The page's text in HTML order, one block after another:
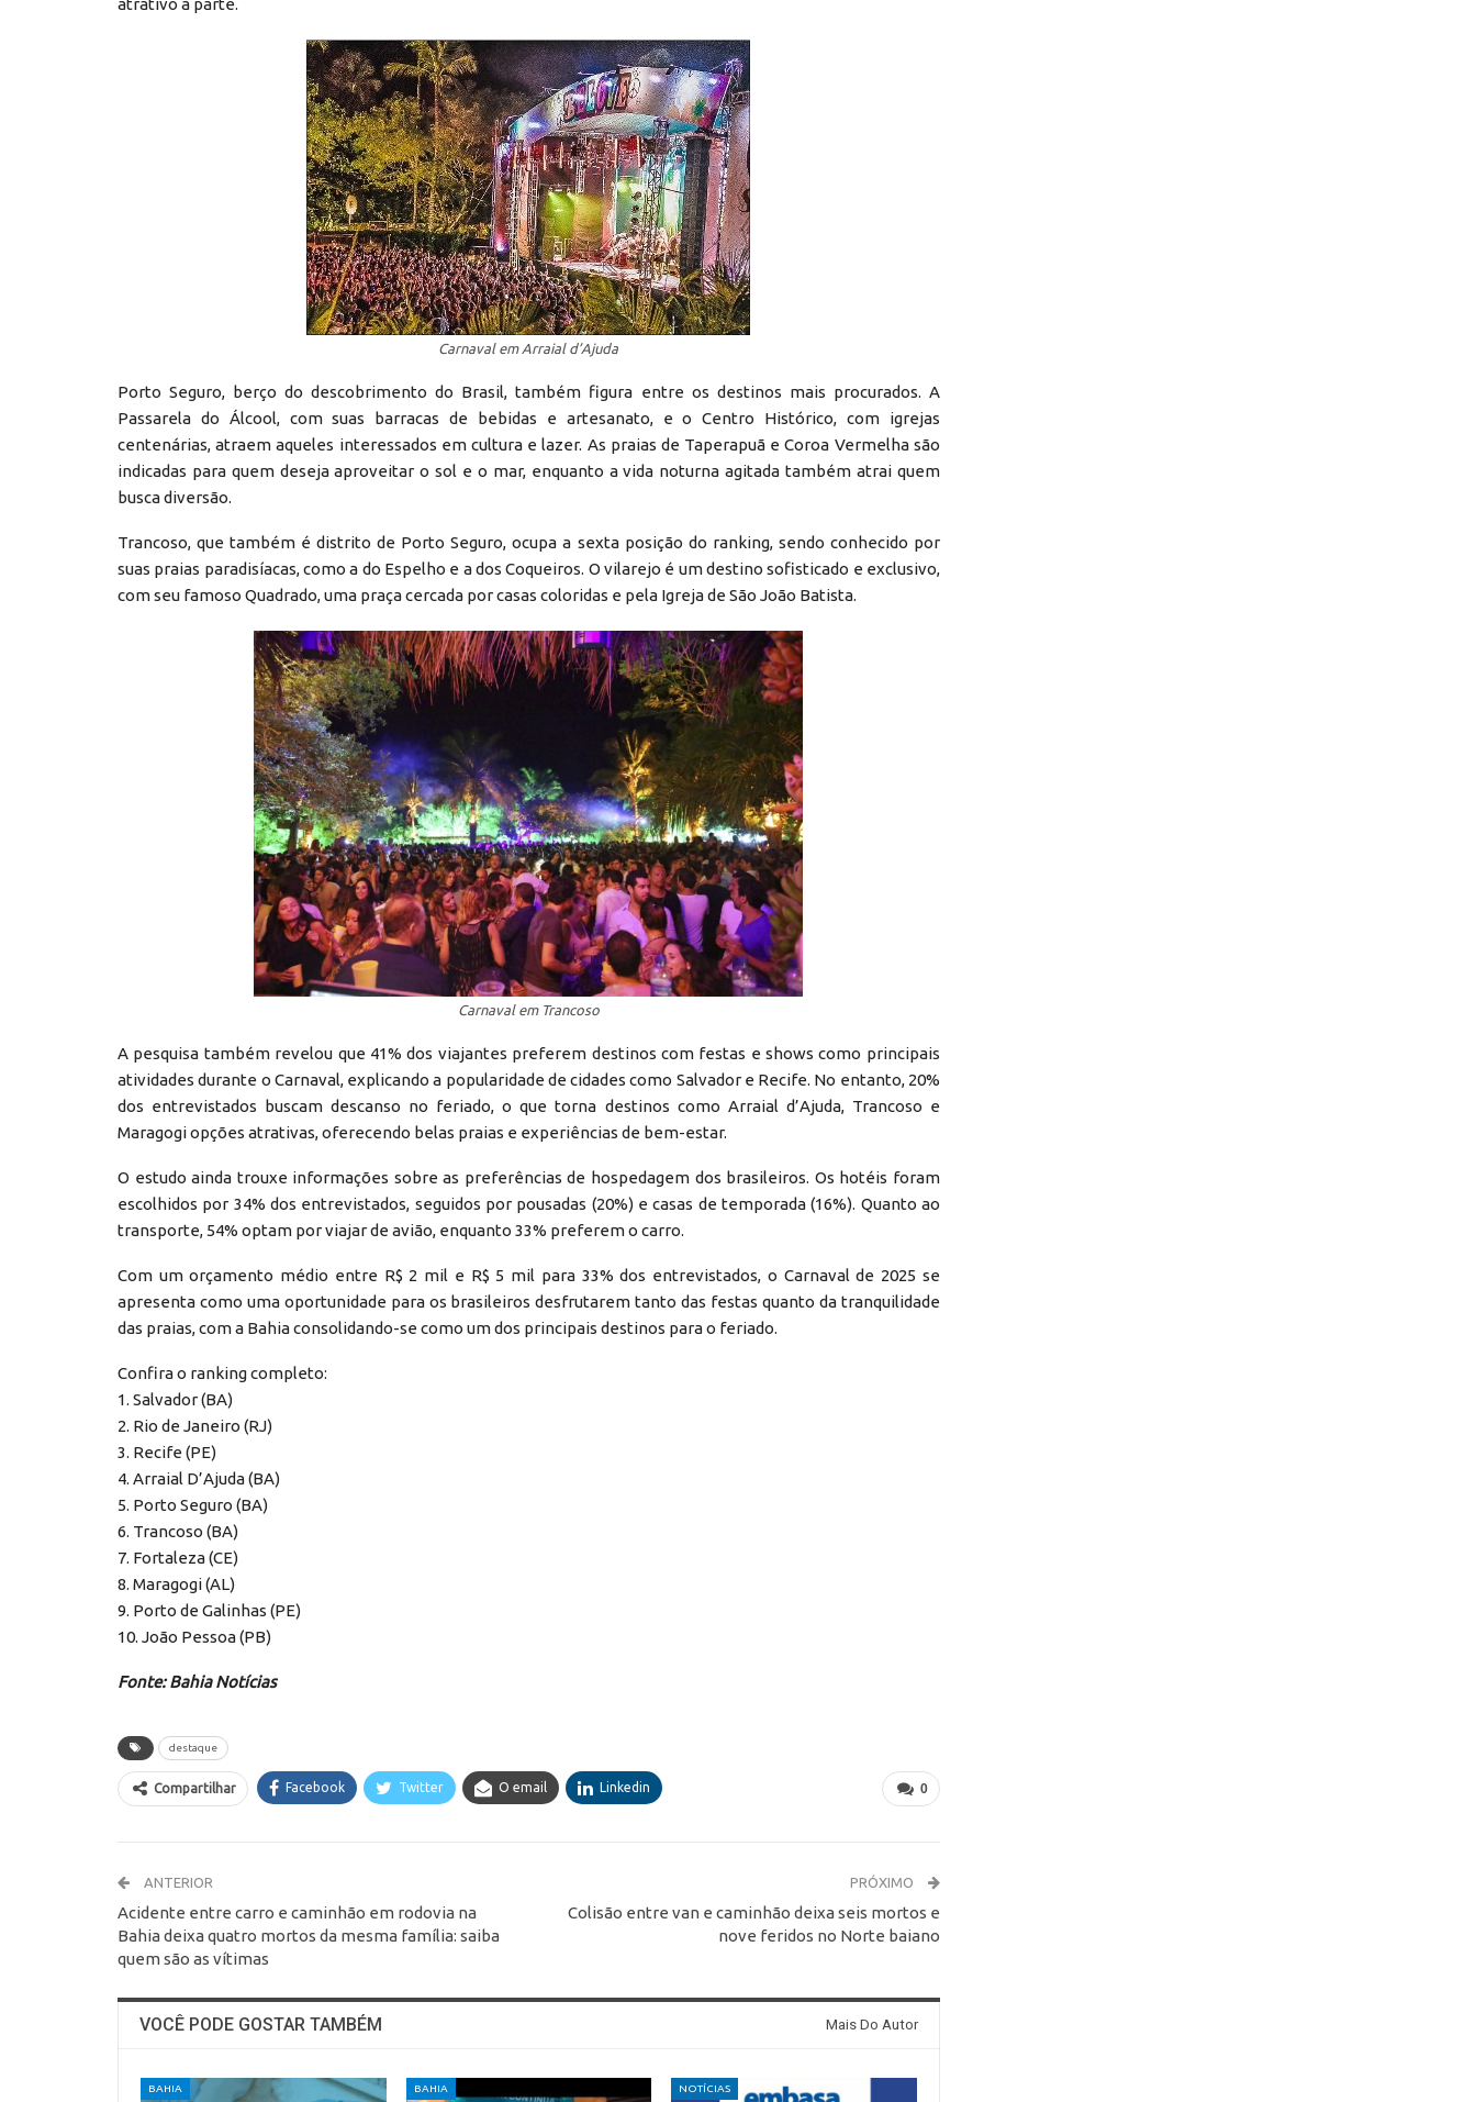
Carnaval em Arraial d’Ajuda
Porto Seguro, berço do descobrimento do Brasil, também figura entre os destinos mais procurados. A
Passarela do Álcool, com suas barracas de bebidas e artesanato, e o Centro Histórico, com igrejas
centenárias, atraem aqueles interessados em cultura e lazer. As praias de Taperapuã e Coroa Vermelha são
indicadas para quem deseja aproveitar o sol e o mar, enquanto a vida noturna agitada também atrai quem
busca diversão.
Trancoso, que também é distrito de Porto Seguro, ocupa a sexta posição do ranking, sendo conhecido por
suas praias paradisíacas, como a do Espelho e a dos Coqueiros. O vilarejo é um destino sofisticado e exclusivo,
com seu famoso Quadrado, uma praça cercada por casas coloridas e pela Igreja de São João Batista.
Carnaval em Trancoso
A pesquisa também revelou que 41% dos viajantes preferem destinos com festas e shows como principais
atividades durante o Carnaval, explicando a popularidade de cidades como Salvador e Recife. No entanto, 20%
dos entrevistados buscam descanso no feriado, o que torna destinos como Arraial d’Ajuda, Trancoso e
Maragogi opções atrativas, oferecendo belas praias e experiências de bem-estar.
O estudo ainda trouxe informações sobre as preferências de hospedagem dos brasileiros. Os hotéis foram
escolhidos por 34% dos entrevistados, seguidos por pousadas (20%) e casas de temporada (16%). Quanto ao
transporte, 54% optam por viajar de avião, enquanto 33% preferem o carro.
Com um orçamento médio entre R$ 2 mil e R$ 5 mil para 33% dos entrevistados, o Carnaval de 2025 se
apresenta como uma oportunidade para os brasileiros desfrutarem tanto das festas quanto da tranquilidade
das praias, com a Bahia consolidando-se como um dos principais destinos para o feriado.
Confira o ranking completo:
1. Salvador (BA)
2. Rio de Janeiro (RJ)
3. Recife (PE)
4. Arraial D’Ajuda (BA)
5. Porto Seguro (BA)
6. Trancoso (BA)
7. Fortaleza (CE)
8. Maragogi (AL)
9. Porto de Galinhas (PE)
10. João Pessoa (PB)
Fonte: Bahia Notícias
destaque
0
Compartilhar Facebook Twitter O email Linkedin
ANTERIOR
Acidente entre carro e caminhão em rodovia na
Bahia deixa quatro mortos da mesma família: saiba
quem são as vítimas
PRÓXIMO
Colisão entre van e caminhão deixa seis mortos e
nove feridos no Norte baiano
VOCÊ PODE GOSTAR TAMBÉM Mais Do Autor
BAHIA BAHIA NOTÍCIAS